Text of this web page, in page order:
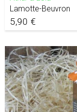
Lamotte-Beuvron
5,90 €